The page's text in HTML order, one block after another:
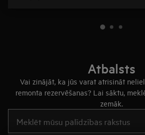
Atbalsts
Vai zinājāt, ka jūs varat atrisināt
remonta rezervēšanas? Lai sāktu,
zemāk.